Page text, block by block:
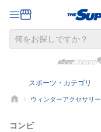
スポーツ・カテゴリ
ウィンターアクセサリー
コンビ